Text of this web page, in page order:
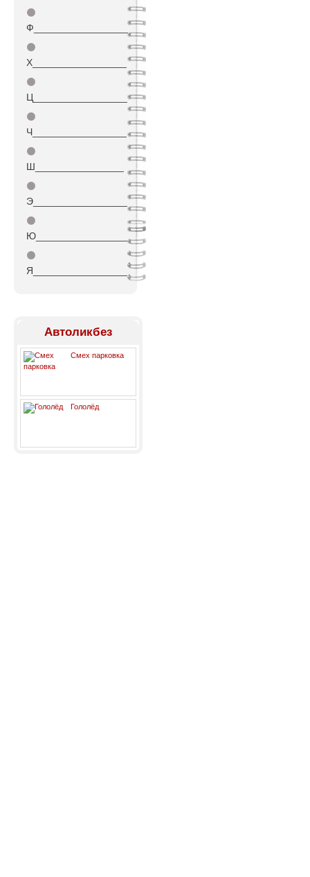
⚫
Ф_________________
⚫
Х_________________
⚫
Ц_________________
⚫
Ч_________________
⚫
Ш________________
⚫
Э_________________
⚫
Ю_________________
⚫
Я_________________
Автоликбез
Смех парковка
Гололёд